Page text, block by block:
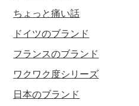
ちょっと痛い話
ドイツのブランド
フランスのブランド
ワクワク度シリーズ
日本のブランド